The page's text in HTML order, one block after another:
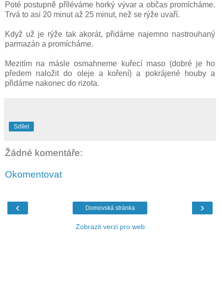
Poté postupně příléváme horký vývar a občas promícháme.
Trvá to asi 20 minut až 25 minut, než se rýže uvaří.
Když už je rýže tak akorát, přidáme najemno nastrouhaný
parmazán a promícháme.
Mezitím na másle osmahneme kuřecí maso (dobré je ho
předem naložit do oleje a koření) a pokrájené houby a
přidáme nakonec do rizota.
Sdílet
Žádné komentáře:
Okomentovat
‹ ›
Domovská stránka
Zobrazit verzi pro web